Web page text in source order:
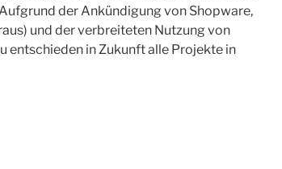
der Ankündigung von Shopware,
und der verbreiteten Nutzung von
entschieden in Zukunft alle Projekte in